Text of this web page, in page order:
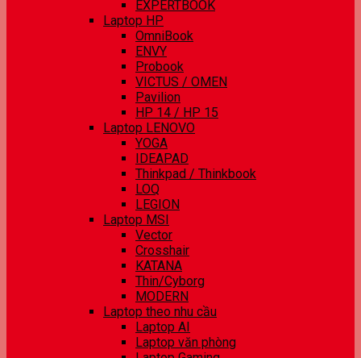
EXPERTBOOK
Laptop HP
OmniBook
ENVY
Probook
VICTUS / OMEN
Pavilion
HP 14 / HP 15
Laptop LENOVO
YOGA
IDEAPAD
Thinkpad / Thinkbook
LOQ
LEGION
Laptop MSI
Vector
Crosshair
KATANA
Thin/Cyborg
MODERN
Laptop theo nhu cầu
Laptop AI
Laptop văn phòng